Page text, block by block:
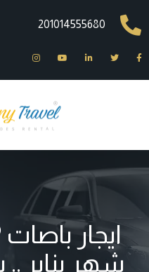
201014555680
شهر يناير ..